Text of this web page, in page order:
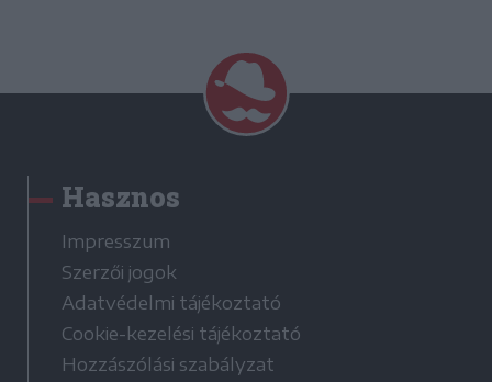
Hasznos
Impresszum
Szerzői jogok
Adatvédelmi tájékoztató
Cookie-kezelési tájékoztató
Hozzászólási szabályzat